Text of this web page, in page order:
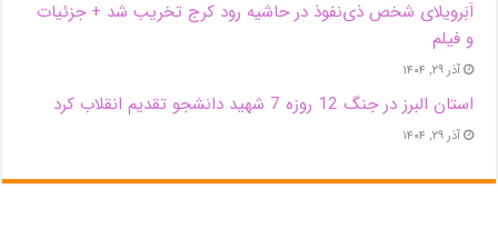
اَبَر‌ویلای شخص ذی‌نفوذ در حاشیه‌ رود کرج تخریب شد + جزئیات
و فیلم
آذر ۲۹, ۱۴۰۴
استان البرز در جنگ 12 روزه 7 شهید دانشجو تقدیم انقلاب کرد
آذر ۲۹, ۱۴۰۴